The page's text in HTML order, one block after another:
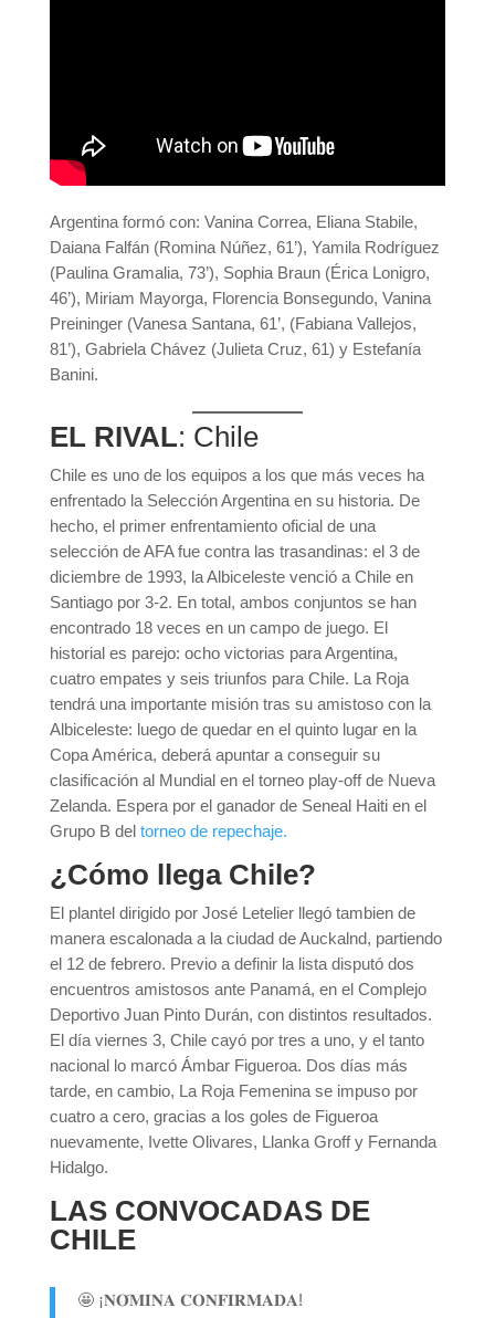
Argentina formó con: Vanina Correa, Eliana Stabile,
Daiana Falfán (Romina Núñez, 61’), Yamila Rodríguez
(Paulina Gramalia, 73’), Sophia Braun (Érica Lonigro,
46’), Miriam Mayorga, Florencia Bonsegundo, Vanina
Preininger (Vanesa Santana, 61’, (Fabiana Vallejos,
81’), Gabriela Chávez (Julieta Cruz, 61) y Estefanía
Banini.
EL RIVAL: Chile
Chile es uno de los equipos a los que más veces ha
enfrentado la Selección Argentina en su historia. De
hecho, el primer enfrentamiento oficial de una
selección de AFA fue contra las trasandinas: el 3 de
diciembre de 1993, la Albiceleste venció a Chile en
Santiago por 3-2. En total, ambos conjuntos se han
encontrado 18 veces en un campo de juego. El
historial es parejo: ocho victorias para Argentina,
cuatro empates y seis triunfos para Chile. La Roja
tendrá una importante misión tras su amistoso con la
Albiceleste: luego de quedar en el quinto lugar en la
Copa América, deberá apuntar a conseguir su
clasificación al Mundial en el torneo play-off de Nueva
Zelanda. Espera por el ganador de Seneal Haiti en el
Grupo B del torneo de repechaje.
¿Cómo llega Chile?
El plantel dirigido por José Letelier llegó tambien de
manera escalonada a la ciudad de Auckalnd, partiendo
el 12 de febrero. Previo a definir la lista disputó dos
encuentros amistosos ante Panamá, en el Complejo
Deportivo Juan Pinto Durán, con distintos resultados.
El día viernes 3, Chile cayó por tres a uno, y el tanto
nacional lo marcó Ámbar Figueroa. Dos días más
tarde, en cambio, La Roja Femenina se impuso por
cuatro a cero, gracias a los goles de Figueroa
nuevamente, Ivette Olivares, Llanka Groff y Fernanda
Hidalgo.
LAS CONVOCADAS DE
CHILE
🤩 ¡𝐍𝐎́𝐌𝐈𝐍𝐀 𝐂𝐎𝐍𝐅𝐈𝐑𝐌𝐀𝐃𝐀!